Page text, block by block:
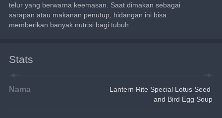
telur yang berwarna keemasan. Saat dimakan sebagai
sarapan atau makanan penutup, hidangan ini bisa
memberikan banyak nutrisi bagi tubuh.
Stats
Nama
Lantern Rite Special Lotus Seed
and Bird Egg Soup